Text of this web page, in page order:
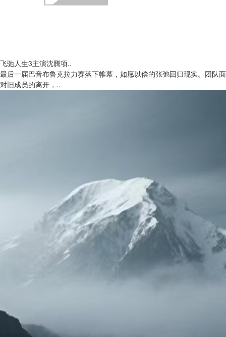
飞驰人生3主演沈腾项..
最后一届巴音布鲁克拉力赛落下帷幕，如愿以偿的张弛回归现实。团队面
对旧成员的离开，..